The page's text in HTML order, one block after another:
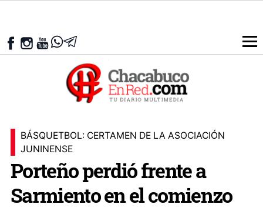
BÁSQUETBOL: CERTAMEN DE LA ASOCIACIÓN
JUNINENSE
Porteño perdió frente a
Sarmiento en el comienzo